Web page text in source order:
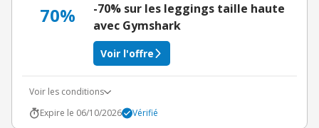
70%
-70% sur les leggings taille haute
avec Gymshark
Voir l'offre
Voir les conditions
Expire le 06/10/2026
Vérifié